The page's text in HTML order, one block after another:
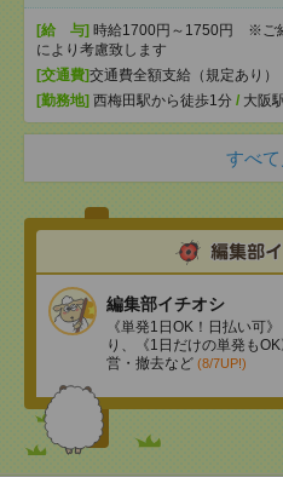
[給 与] 時給1700円～1750円 ※ご
により考慮致します
[交通費]交通費全額支給（規定あり）
[勤務地] 西梅田駅から徒歩1分 / 大阪
すべて
編集部イチオシ
《単発1日OK！日払い可
り、《1日だけの単発も
営・撤去など (8/7UP!)